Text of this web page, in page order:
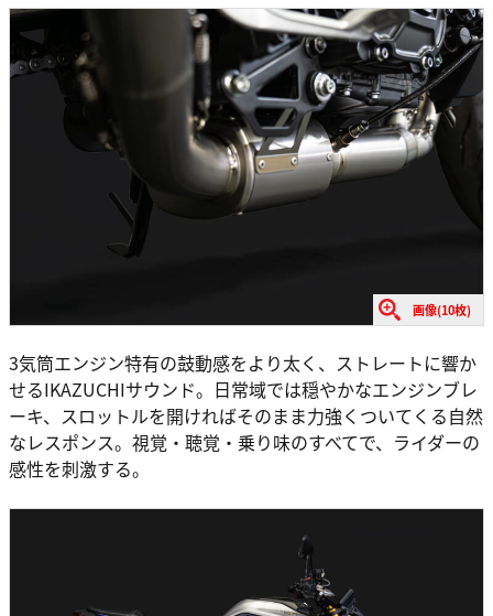
画像(10枚)
3気筒エンジン特有の鼓動感をより太く、ストレートに響か
せるIKAZUCHIサウンド。日常域では穏やかなエンジンブレ
ーキ、スロットルを開ければそのまま力強くついてくる自然
なレスポンス。視覚・聴覚・乗り味のすべてで、ライダーの
感性を刺激する。